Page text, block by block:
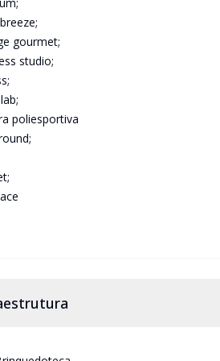
gourmet;
studio;
poliesportiva